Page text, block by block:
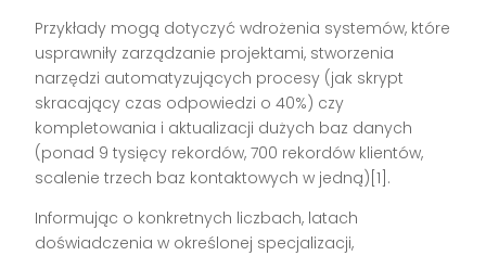
Przykłady mogą dotyczyć wdrożenia systemów, które
usprawniły zarządzanie projektami, stworzenia
narzędzi automatyzujących procesy (jak skrypt
skracający czas odpowiedzi o 40%) czy
kompletowania i aktualizacji dużych baz danych
(ponad 9 tysięcy rekordów, 700 rekordów klientów,
scalenie trzech baz kontaktowych w jedną)[1].
Informując o konkretnych liczbach, latach
doświadczenia w określonej specjalizacji,